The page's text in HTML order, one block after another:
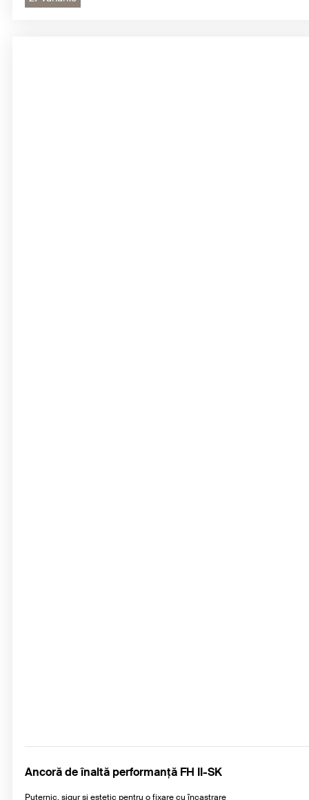
Ancoră de înaltă performanţă FH II-SK
Puternic, sigur și estetic pentru o fixare cu încastrare